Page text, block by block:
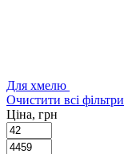
Для хмелю
Очистити всі фільтри
Ціна, грн